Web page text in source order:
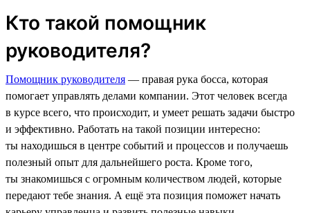
Кто такой помощник
руководителя?
Помощник руководителя — правая рука босса, которая
помогает управлять делами компании. Этот человек всегда
в курсе всего, что происходит, и умеет решать задачи быстро
и эффективно. Работать на такой позиции интересно:
ты находишься в центре событий и процессов и получаешь
полезный опыт для дальнейшего роста. Кроме того,
ты знакомишься с огромным количеством людей, которые
передают тебе знания. А ещё эта позиция поможет начать